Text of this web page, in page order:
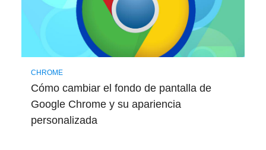
CHROME
Cómo cambiar el fondo de pantalla de
Google Chrome y su apariencia
personalizada